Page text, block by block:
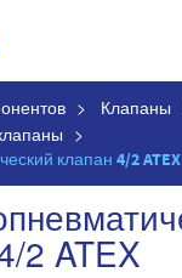
> Клапаны
>
клапан 4/2 ATEX
2 ATEX